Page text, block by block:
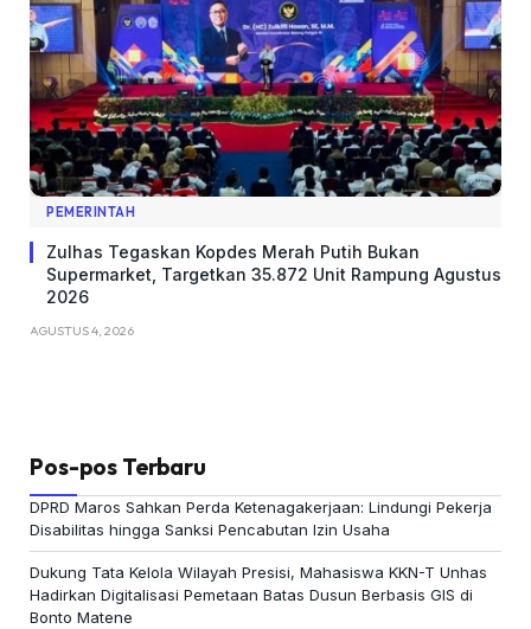
PEMERINTAH
Zulhas Tegaskan Kopdes Merah Putih Bukan
Supermarket, Targetkan 35.872 Unit Rampung Agustus
2026
AGUSTUS 4, 2026
Pos-pos Terbaru
DPRD Maros Sahkan Perda Ketenagakerjaan: Lindungi Pekerja
Disabilitas hingga Sanksi Pencabutan Izin Usaha
Dukung Tata Kelola Wilayah Presisi, Mahasiswa KKN-T Unhas
Hadirkan Digitalisasi Pemetaan Batas Dusun Berbasis GIS di
Bonto Matene